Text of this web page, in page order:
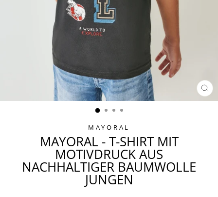
MAYORAL
MAYORAL - T-SHIRT MIT
MOTIVDRUCK AUS
NACHHALTIGER BAUMWOLLE
JUNGEN